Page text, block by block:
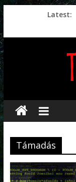
Latest:
Támadás